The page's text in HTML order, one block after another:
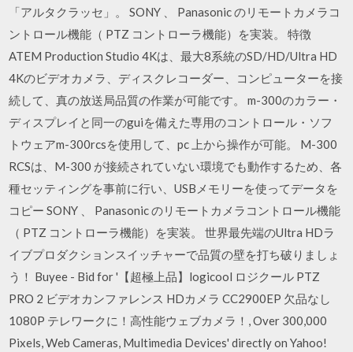
「アルタクラッセ」。 SONY 、 Panasonic のリモートカメラコ
ントロール機能（ PTZ コントローラ機能）を実装。 特徴
ATEM Production Studio 4Kは、最大8系統のSD/HD/Ultra HD
4Kのビデオカメラ、ディスクレコーダー、コンピューターを接
続して、真の放送局品質の作業が可能です。 m-300のカラー・
ディスプレイと同一のguiを備えた専用のコントロール・ソフ
トウェアm-300rcsを使用して、pc 上から操作が可能。 M-300
RCSは、M-300 が接続されていない環境でも動作するため、各
種セッティングを事前に行い、USBメモリーを使ってデータを
コピー SONY 、 Panasonic のリモートカメラコントロール機能
（ PTZ コントローラ機能）を実装。 世界最先端のUltra HDラ
イブプロダクションスイッチャーで品質の壁を打ち破りましょ
う！ Buyee - Bid for '【超極上品】logicool ロジクール PTZ
PRO 2 ビデオカンファレンス HDカメラ CC2900EP 欠品なし
1080P テレワークに！高性能ウェブカメラ！, Over 300,000
Pixels, Web Cameras, Multimedia Devices' directly on Yahoo!